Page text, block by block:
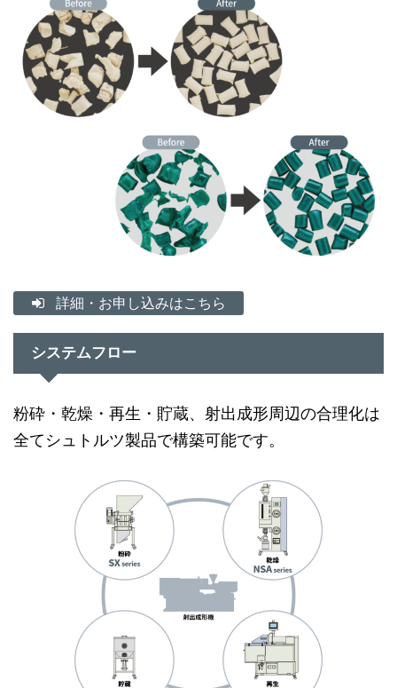
詳細・お申し込みはこちら
システムフロー
粉砕・乾燥・再生・貯蔵、射出成形周辺の合理化は
全てシュトルツ製品で構築可能です。